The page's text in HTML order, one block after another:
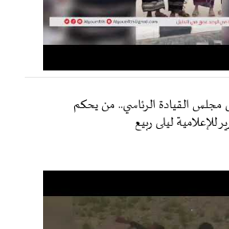
مجلس القيادة الرئاسي.. من يحكم
للإعلامية ليلى ربيع